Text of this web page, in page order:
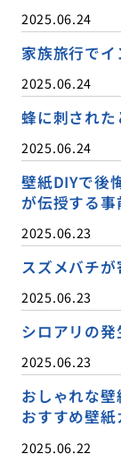
2025.06.24
家族旅行で
2025.06.24
蜂に刺され
2025.06.24
壁紙DIYで後
が伝授する
2025.06.23
スズメバチ
2025.06.23
シロアリの
2025.06.23
おしゃれな
おすすめ壁紙
2025.06.22